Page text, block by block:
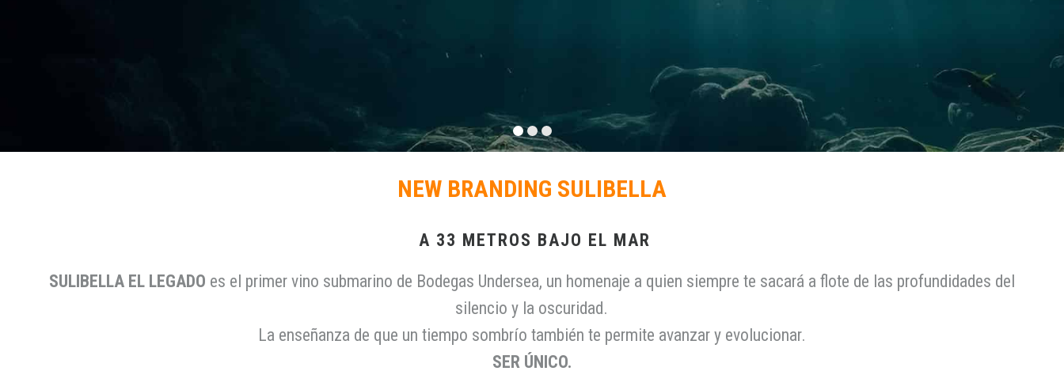
NEW BRANDING SULIBELLA
A 33 METROS BAJO EL MAR
SULIBELLA EL LEGADO es el primer vino submarino de Bodegas Undersea, un homenaje a quien siempre te sacará a flote de las profundidades del
silencio y la oscuridad.
La enseñanza de que un tiempo sombrío también te permite avanzar y evolucionar.
SER ÚNICO.